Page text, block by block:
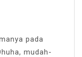
pada
mudah-